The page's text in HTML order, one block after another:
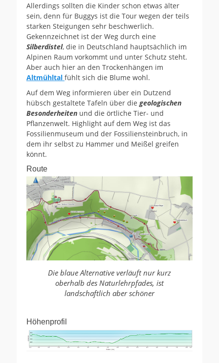
Allerdings sollten die Kinder schon etwas älter
sein, denn für Buggys ist die Tour wegen der teils
starken Steigungen sehr beschwerlich.
Gekennzeichnet ist der Weg durch eine
Silberdistel, die in Deutschland hauptsächlich im
Alpinen Raum vorkommt und unter Schutz steht.
Aber auch hier an den Trockenhängen im
Altmühltal fühlt sich die Blume wohl.
Auf dem Weg informieren über ein Dutzend
hübsch gestaltete Tafeln über die geologischen
Besonderheiten und die örtliche Tier- und
Pflanzenwelt. Highlight auf dem Weg ist das
Fossilienmuseum und der Fossiliensteinbruch, in
dem ihr selbst zu Hammer und Meißel greifen
könnt.
Route
Die blaue Alternative verläuft nur kurz
oberhalb des Naturlehrpfades, ist
landschaftlich aber schöner
Höhenprofil